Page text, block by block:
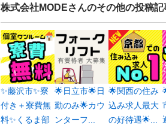
株式会社MODEさんのその他の投稿記
✨藤沢市✨寮
付き＋寮費無
料✨くるま部
🌟日立市🌟日
勤のみ🌟カウ
ンターフ...
🌟関西の住み
込み求人最大
の好待遇🌟...